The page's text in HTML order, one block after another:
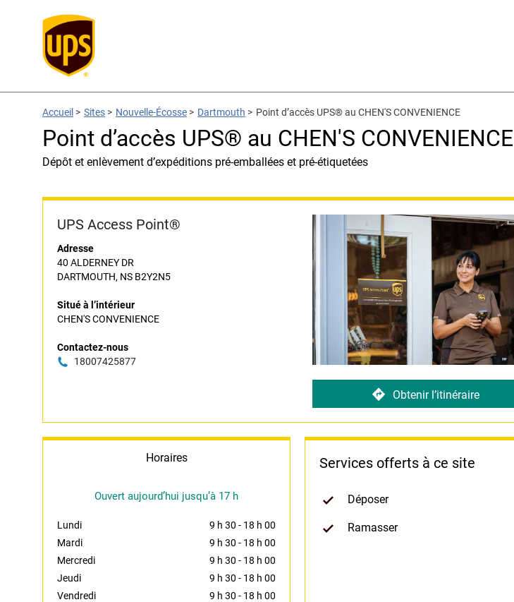
Accueil > Sites > Nouvelle-Écosse > Dartmouth > Point d’accès UPS® au CHEN'S CONVENIENCE
Point d’accès UPS® au CHEN'S CONVENIENCE
Dépôt et enlèvement d’expéditions pré-emballées et pré-étiquetées
UPS Access Point®
Adresse
40 ALDERNEY DR
DARTMOUTH, NS B2Y2N5
Situé à l’intérieur
CHEN'S CONVENIENCE
Contactez-nous
18007425877
Obtenir l’itinéraire
Horaires
Ouvert aujourd’hui jusqu’à 17 h
Lundi 9 h 30 - 18 h 00
Mardi
9 h 30 - 18 h 00
Mercredi
9 h 30 - 18 h 00
Jeudi
9 h 30 - 18 h 00
Vendredi
9 h 30 - 18 h 00
Services offerts à ce site
Déposer
Ramasser